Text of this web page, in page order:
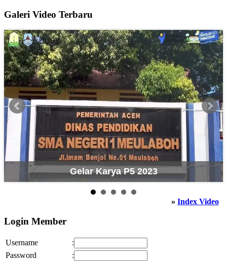
Galeri Video Terbaru
Gelar Karya P5 2023
» Index Video
Login Member
Username
:
Password
: